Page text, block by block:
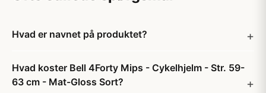
Hvad er navnet på produktet?
Hvad koster Bell 4Forty Mips - Cykelhjelm - Str. 59-
63 cm - Mat-Gloss Sort?